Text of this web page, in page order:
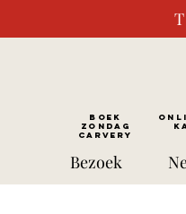
BOEK
ZONDAG
CARVERY
Bezoek